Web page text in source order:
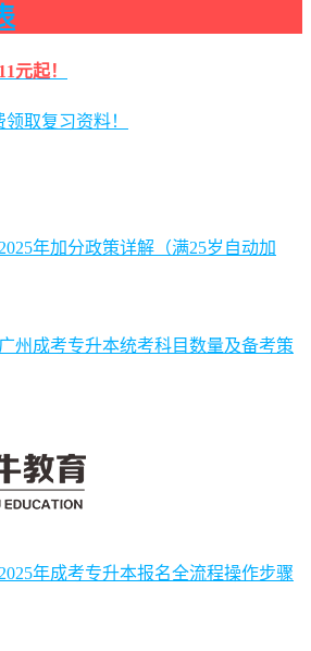
元起！
取复习资料！
年加分政策详解（满25岁自动加